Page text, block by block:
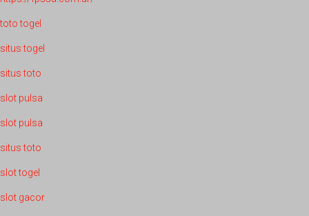
toto togel
situs togel
situs toto
slot pulsa
slot pulsa
situs toto
slot togel
slot gacor